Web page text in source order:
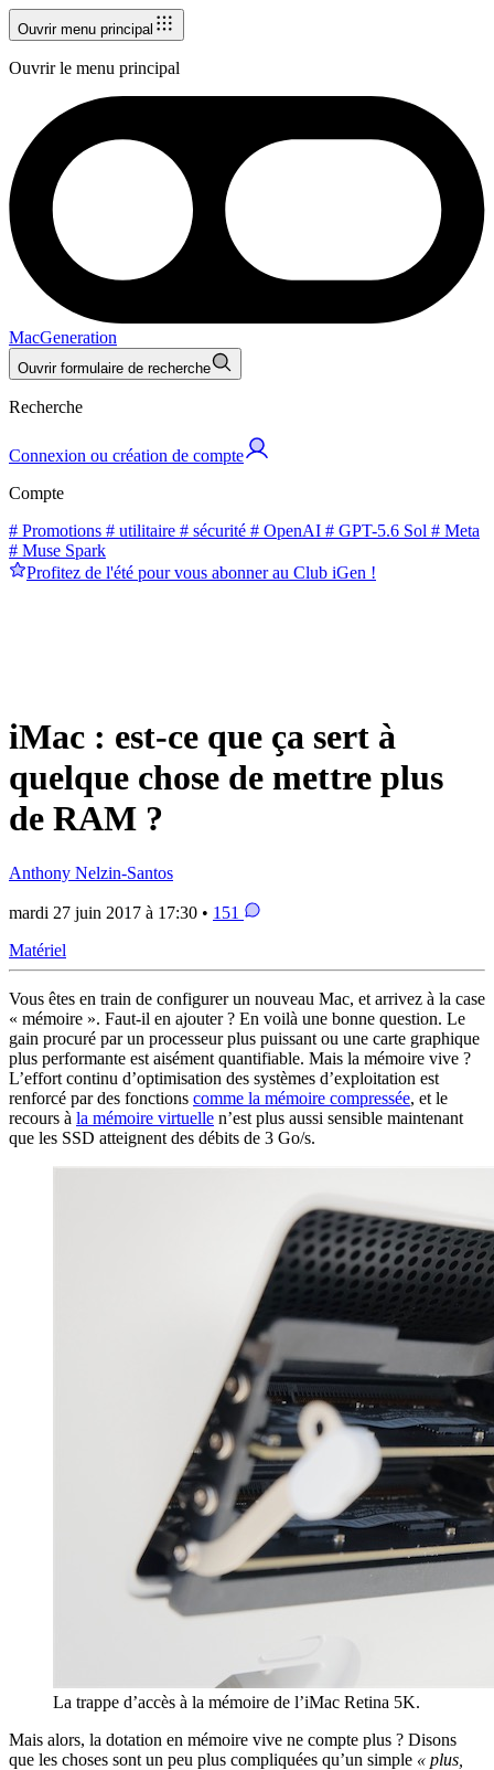
Ouvrir menu principal
Ouvrir le menu principal
MacGeneration
Ouvrir formulaire de recherche
Recherche
Connexion ou création de compte
Compte
# Promotions # utilitaire # sécurité # OpenAI # GPT-5.6 Sol # Meta
# Muse Spark
Profitez de l'été pour vous abonner au Club iGen !
iMac : est-ce que ça sert à
quelque chose de mettre plus
de RAM ?
Anthony Nelzin-Santos
mardi 27 juin 2017 à 17:30 • 151
Matériel
Vous êtes en train de configurer un nouveau Mac, et arrivez à la case
« mémoire ». Faut-il en ajouter ? En voilà une bonne question. Le
gain procuré par un processeur plus puissant ou une carte graphique
plus performante est aisément quantifiable. Mais la mémoire vive ?
L’effort continu d’optimisation des systèmes d’exploitation est
renforcé par des fonctions comme la mémoire compressée, et le
recours à la mémoire virtuelle n’est plus aussi sensible maintenant
que les SSD atteignent des débits de 3 Go/s.
La trappe d’accès à la mémoire de l’iMac Retina 5K.
Mais alors, la dotation en mémoire vive ne compte plus ? Disons
que les choses sont un peu plus compliquées qu’un simple « plus,